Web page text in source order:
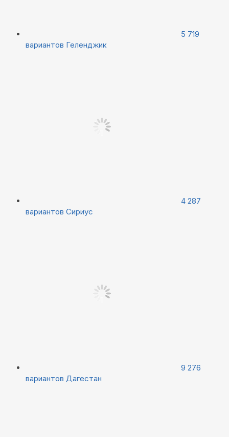
5 719
вариантов Геленджик
4 287
вариантов Сириус
9 276
вариантов Дагестан